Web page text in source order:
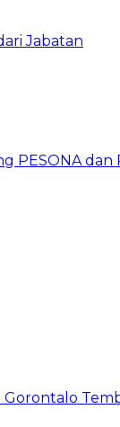
Jabatan
PESONA dan